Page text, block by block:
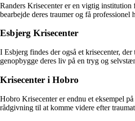
Randers Krisecenter er en vigtig
bearbejde deres traumer og få
Esbjerg Krisecenter
I Esbjerg findes der også et krisecenter,
genopbygge deres liv på en tryg og
Krisecenter i Hobro
Hobro Krisecenter er endnu et eksempel
rådgivning til at komme videre efter